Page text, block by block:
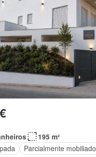
195 m²
Parcialmente mobiliado